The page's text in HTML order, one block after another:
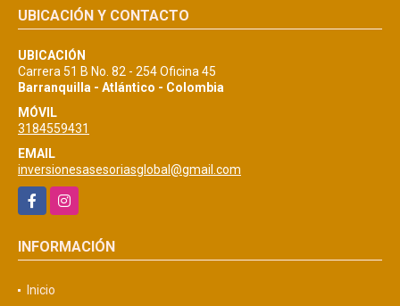
UBICACIÓN Y CONTACTO
UBICACIÓN
Carrera 51 B No. 82 - 254 Oficina 45
Barranquilla - Atlántico - Colombia
MÓVIL
3184559431
EMAIL
inversionesasesoriasglobal@gmail.com
FacebookInstagram
INFORMACIÓN
Inicio